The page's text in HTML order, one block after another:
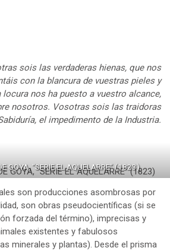
sois las verdaderas hienas, que nos
con la blancura de vuestras pieles y
locura nos ha puesto a vuestro alcance,
nosotros. Vosotras sois las traidoras
el impedimento de la Industria.
GOYA, “SERIE EL AQUELARRE” (1823)
son producciones asombrosas por
son obras pseudocientíficas (si se
forzada del término), imprecisas y
existentes y fabulosos
minerales y plantas). Desde el prisma